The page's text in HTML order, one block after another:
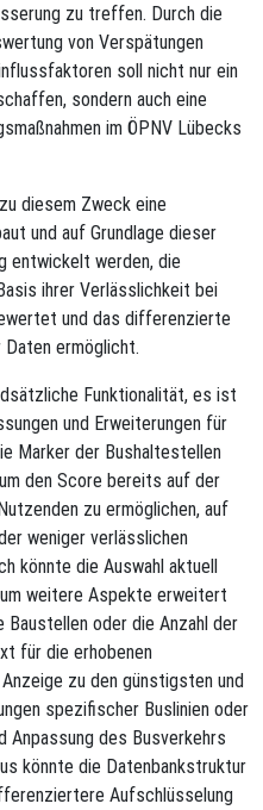
zu treffen. Durch die
von Verspätungen
soll nicht nur ein
sondern auch eine
im ÖPNV Lübecks
diesem Zweck eine
und auf Grundlage dieser
entwickelt werden, die
ihrer Verlässlichkeit bei
und das differenzierte
ermöglicht.
Funktionalität, es ist
und Erweiterungen für
Marker der Bushaltestellen
den Score bereits auf der
zu ermöglichen, auf
weniger verlässlichen
könnte die Auswahl aktuell
weitere Aspekte erweitert
Baustellen oder die Anzahl der
für die erhobenen
zu den günstigsten und
spezifischer Buslinien oder
Anpassung des Busverkehrs
könnte die Datenbankstruktur
Aufschlüsselung